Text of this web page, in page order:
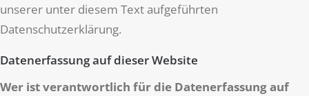
unserer unter diesem Text aufgeführten
Datenschutzerklärung.
Datenerfassung auf dieser Website
Wer ist verantwortlich für die Datenerfassung auf